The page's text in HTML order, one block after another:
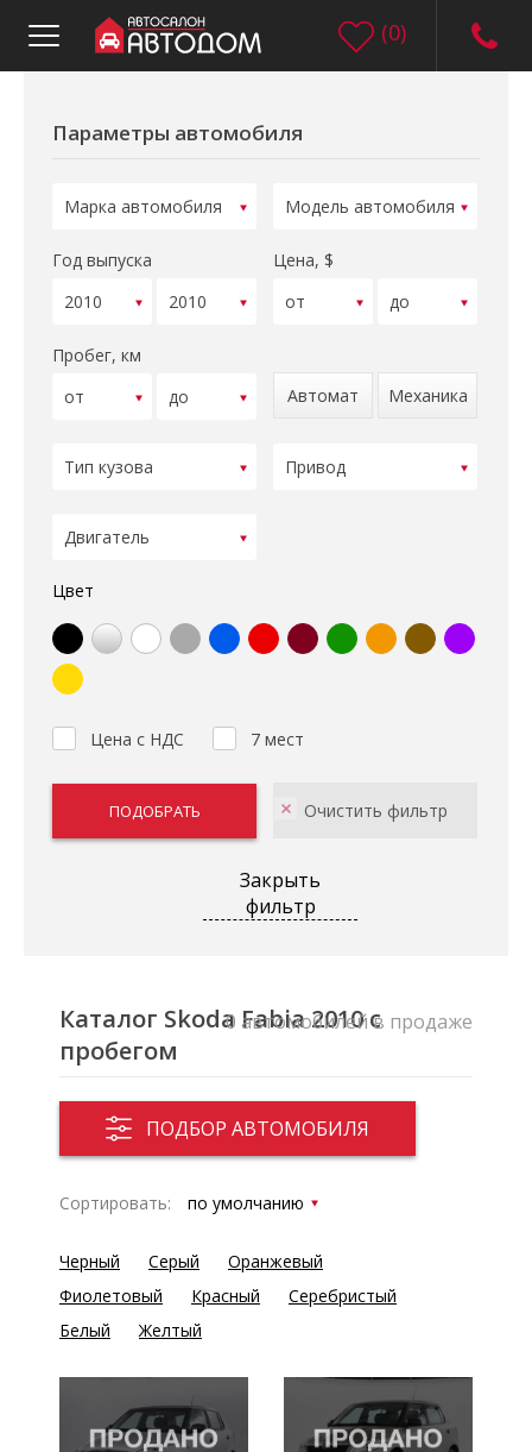
(0)
Параметры автомобиля
Год выпуска Цена, $
Пробег, км
Автомат
Механика
Цвет
Цена с НДС 7 мест
Закрыть
фильтр
Каталог Skoda Fabia 2010 с
пробегом
ПОДБОР АВТОМОБИЛЯ
0 автомобилей в продаже
Сортировать:
Черный Серый
Оранжевый
Фиолетовый
Красный
Серебристый
Белый
Желтый